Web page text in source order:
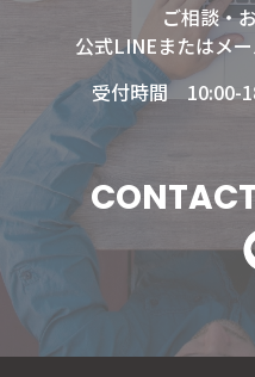
ご相談・
公式LINEまたはメー
受付時間 10:00-